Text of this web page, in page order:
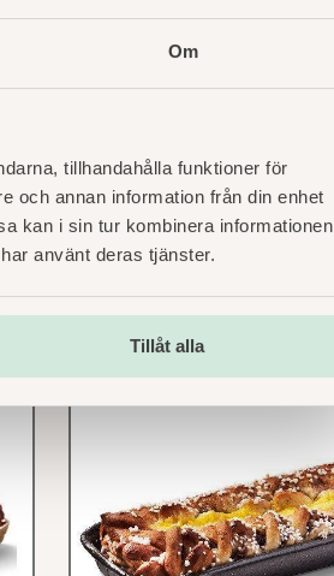
Om
tillhandahålla funktioner för
och annan information från din enhet
kan i sin tur kombinera informationen
använt deras tjänster.
Tillåt alla